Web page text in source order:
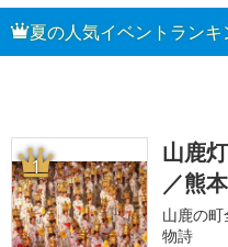
夏の人気イベントランキ
1
山鹿
／熊
山鹿の
物詩